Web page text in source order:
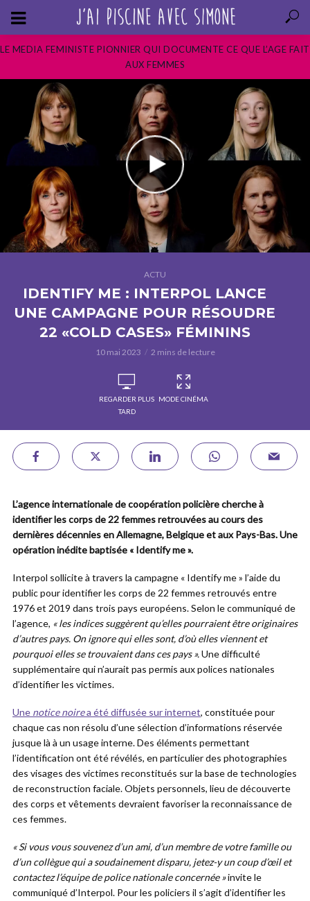
LE MEDIA FEMINISTE PIONNIER QUI DOCUMENTE CE QUE L’AGE FAIT
AUX FEMMES
ACTU
IDENTIFY ME : INTERPOL LANCE
UNE CAMPAGNE POUR RÉSOUDRE
22 «COLD CASES» FÉMININS
10 mai 2023 2 mins de lecture
REGARDER PLUS
TARD
MODE CINÉMA
L’agence internationale de coopération policière cherche à
identifier les corps de 22 femmes retrouvées au cours des
dernières décennies en Allemagne, Belgique et aux Pays-Bas. Une
opération inédite baptisée « Identify me ».
Interpol sollicite à travers la campagne « Identify me » l’aide du
public pour identifier les corps de 22 femmes retrouvés entre
1976 et 2019 dans trois pays européens. Selon le communiqué de
l’agence, « les indices suggèrent qu’elles pourraient être originaires
d’autres pays. On ignore qui elles sont, d’où elles viennent et
pourquoi elles se trouvaient dans ces pays ».Une difficulté
supplémentaire qui n’aurait pas permis aux polices nationales
d’identifier les victimes.
Une notice noirea été diffusée sur internet, constituée pour
chaque cas non résolu d’une sélection d’informations réservée
jusque là à un usage interne. Des éléments permettant
l’identification ont été révélés, en particulier des photographies
des visages des victimes reconstitués sur la base de technologies
de reconstruction faciale. Objets personnels, lieu de découverte
des corps et vêtements devraient favoriser la reconnaissance de
ces femmes.
« Si vous vous souvenez d’un ami, d’un membre de votre famille ou
d’un collègue qui a soudainement disparu, jetez-y un coup d’œil et
contactez l’équipe de police nationale concernée »invite le
communiqué d’Interpol. Pour les policiers il s’agit d’identifier les